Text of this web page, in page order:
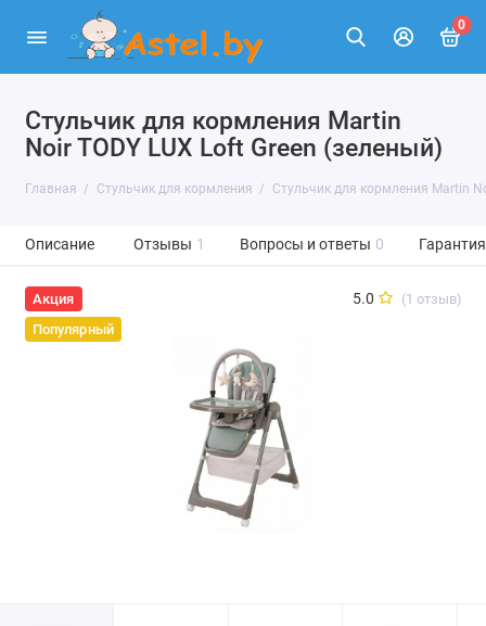
0
Стульчик для кормления Martin
Noir TODY LUX Loft Green (зеленый)
Главная Стульчик для кормления Стульчик для кормления Martin
Описание Отзывы 1 Вопросы и ответы 0 Гарантия
Акция
Популярный
5.0 (1 отзыв)